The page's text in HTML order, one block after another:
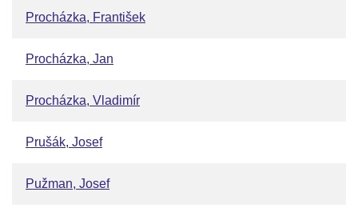
Procházka, František
Procházka, Jan
Procházka, Vladimír
Prušák, Josef
Pužman, Josef